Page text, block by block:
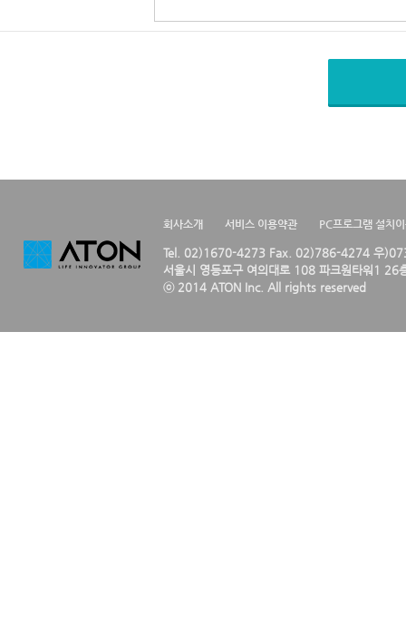
회사소개 서비스 이용약관 PC프로그램 설치
Tel. 02)1670-4273 Fax. 02)786-4274 우
서울시 영등포구 여의대로 108 파크원타워1 26
ⓒ 2014 ATON Inc. All rights reserved